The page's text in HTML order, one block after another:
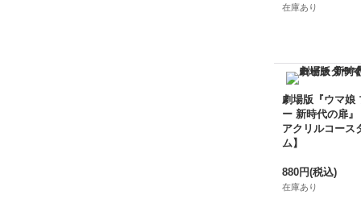
在庫あり
劇場版『ウマ娘
ー 新時代の扉』
アクリルコース
ム】
880円(税込)
在庫あり